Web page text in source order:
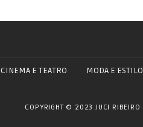
CINEMA E TEATRO MODA E ESTILO
COPYRIGHT © 2023 JUCI RIBEIRO